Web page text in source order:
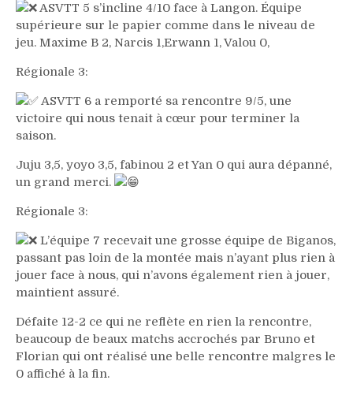
ASVTT 5 s’incline 4/10 face à Langon. Équipe
supérieure sur le papier comme dans le niveau de
jeu. Maxime B 2, Narcis 1,Erwann 1, Valou 0,
Régionale 3:
ASVTT 6 a remporté sa rencontre 9/5, une
victoire qui nous tenait à cœur pour terminer la
saison.
Juju 3,5, yoyo 3,5, fabinou 2 et Yan 0 qui aura dépanné,
un grand merci.
Régionale 3:
L’équipe 7 recevait une grosse équipe de Biganos,
passant pas loin de la montée mais n’ayant plus rien à
jouer face à nous, qui n’avons également rien à jouer,
maintient assuré.
Défaite 12-2 ce qui ne reflète en rien la rencontre,
beaucoup de beaux matchs accrochés par Bruno et
Florian qui ont réalisé une belle rencontre malgres le
0 affiché à la fin.